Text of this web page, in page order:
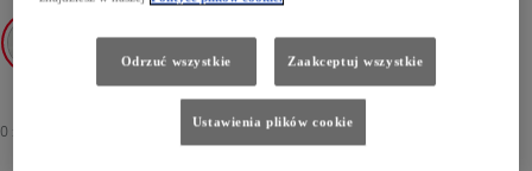
0 zł
Odrzuć wszystkie Zaakceptuj wszystkie
Ustawienia plików cookie